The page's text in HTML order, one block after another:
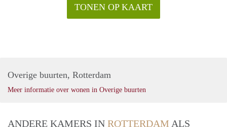
TONEN OP KAART
Overige buurten, Rotterdam
Meer informatie over wonen in Overige buurten
ANDERE KAMERS IN ROTTERDAM ALS